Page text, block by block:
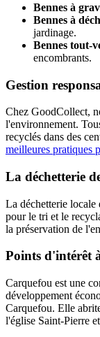
Bennes à
Bennes à
jardinage.
Bennes tout-
encombrants.
Gestion
Chez GoodCollect,
l'environnement.
recyclés dans des
meilleures pratiques
La déchetterie
La déchetterie locale
pour le tri et le
la préservation de
Points d'intérêt
Carquefou est une
développement
Carquefou. Elle
l'église Saint-Pierre